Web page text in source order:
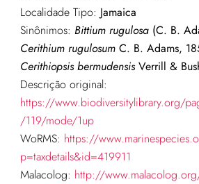
Localidade Tipo: Jamaica
Sinônimos: Bittium rugulosa(C. B.
Cerithium rugulosumC. B. Adams,
Cerithiopsis bermudensisVerrill &
Descrição original:
https://www.biodiversitylibrary.org/
/119/mode/1up
WoRMS: https://
p=taxdetails&id=419911
Malacolog: http://